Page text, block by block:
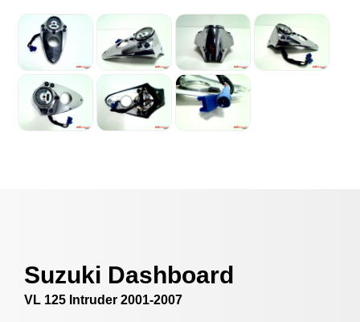
Suzuki Dashboard
VL 125 Intruder 2001-2007